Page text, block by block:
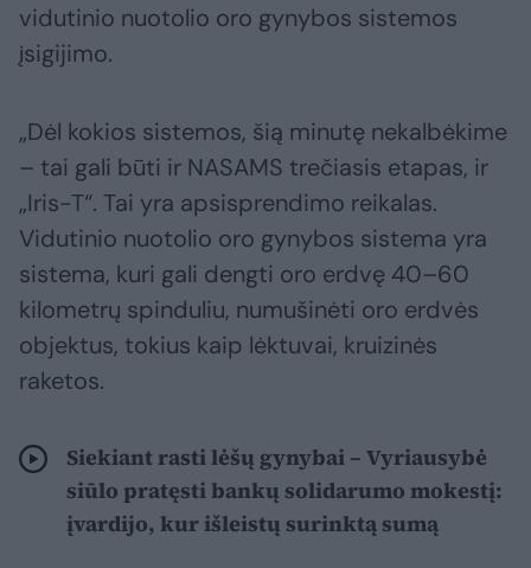
vidutinio nuotolio oro gynybos sistemos
įsigijimo.
„Dėl kokios sistemos, šią minutę nekalbėkime
– tai gali būti ir NASAMS trečiasis etapas, ir
„Iris-T“. Tai yra apsisprendimo reikalas.
Vidutinio nuotolio oro gynybos sistema yra
sistema, kuri gali dengti oro erdvę 40–60
kilometrų spinduliu, numušinėti oro erdvės
objektus, tokius kaip lėktuvai, kruizinės
raketos.
Siekiant rasti lėšų gynybai – Vyriausybė
siūlo pratęsti bankų solidarumo mokestį:
įvardijo, kur išleistų surinktą sumą